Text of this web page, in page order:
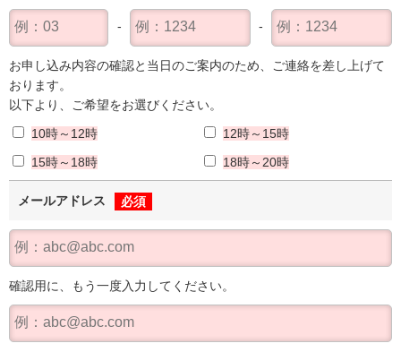
お申し込み内容の確認と当日のご案内のため、ご連絡を差し上げて
おります。
以下より、ご希望をお選びください。
10時～12時
12時～15時
15時～18時
18時～20時
メールアドレス 必須
確認用に、もう一度入力してください。